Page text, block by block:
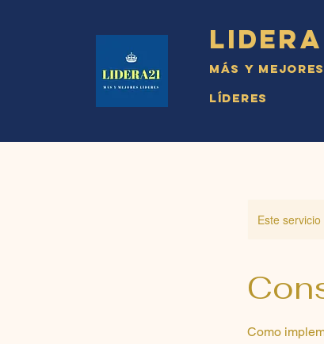
Lidera
Más y Mejores
Líderes
Este
Como